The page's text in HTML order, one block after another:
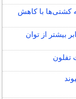
کشتی‌ها با کاهش
۵هزار برابر بیشتر از توان
تفلون